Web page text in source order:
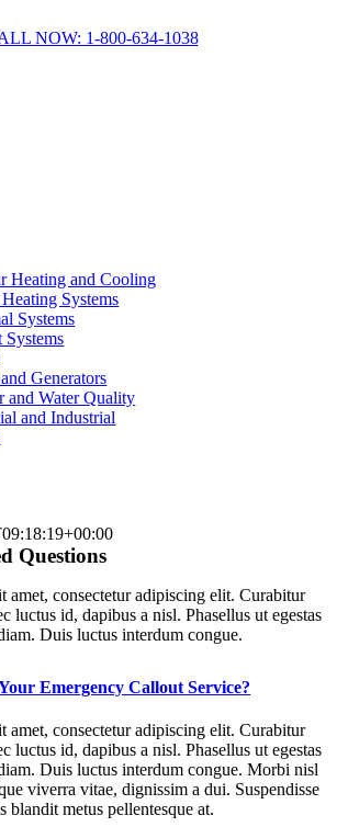
NOW: 1-800-634-1038
Heating and Cooling
Systems
Systems
Generators
and Water Quality
and Industrial
Questions
amet, consectetur adipiscing elit. Curabitur
luctus id, dapibus a nisl. Phasellus ut egestas
Duis luctus interdum congue.
Emergency Callout Service?
amet, consectetur adipiscing elit. Curabitur
luctus id, dapibus a nisl. Phasellus ut egestas
Duis luctus interdum congue. Morbi nisl
viverra vitae, dignissim a dui. Suspendisse
metus pellentesque at.